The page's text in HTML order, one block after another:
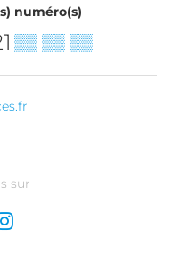
numéro(s)
▒▒ ▒▒ ▒▒
sur